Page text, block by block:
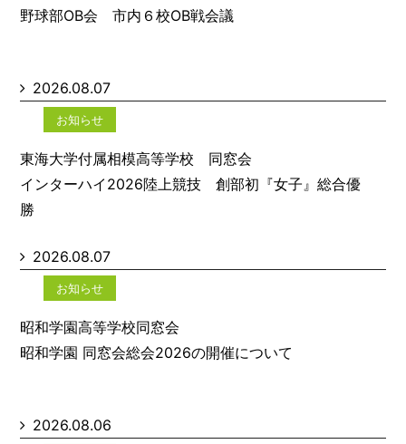
野球部OB会 市内６校OB戦会議
2026.08.07
お知らせ
東海大学付属相模高等学校 同窓会
インターハイ2026陸上競技 創部初『女子』総合優
勝
2026.08.07
お知らせ
昭和学園高等学校同窓会
昭和学園 同窓会総会2026の開催について
2026.08.06